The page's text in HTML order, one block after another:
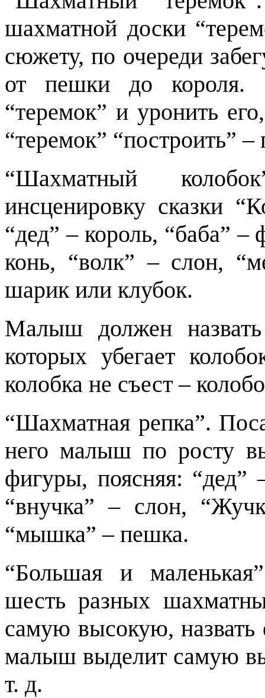
шахматной доски
сюжету, по очереди
от пешки до короля.
“теремок” и уронить
“теремок” “построить” –
“Шахматный
инсценировку сказки
“дед” – король, “баба” –
конь, “волк” – слон,
шарик или клубок.
Малыш должен
которых убегает
колобка не съест –
“Шахматная репка”.
него малыш по росту
фигуры, поясняя: “дед”
“внучка” – слон,
“мышка” – пешка.
“Большая и
шесть разных
самую высокую, назвать
малыш выделит самую
т. д.